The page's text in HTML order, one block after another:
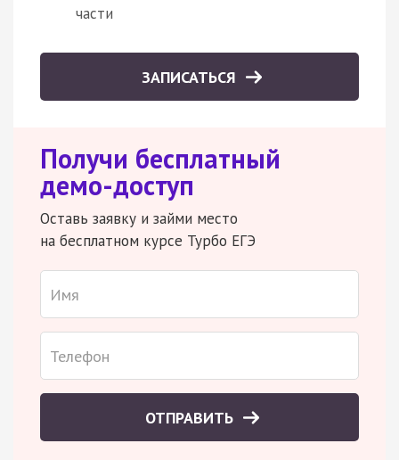
части
ЗАПИСАТЬСЯ
Получи бесплатный
демо-доступ
Оставь заявку и займи место
на бесплатном курсе Турбо ЕГЭ
ОТПРАВИТЬ